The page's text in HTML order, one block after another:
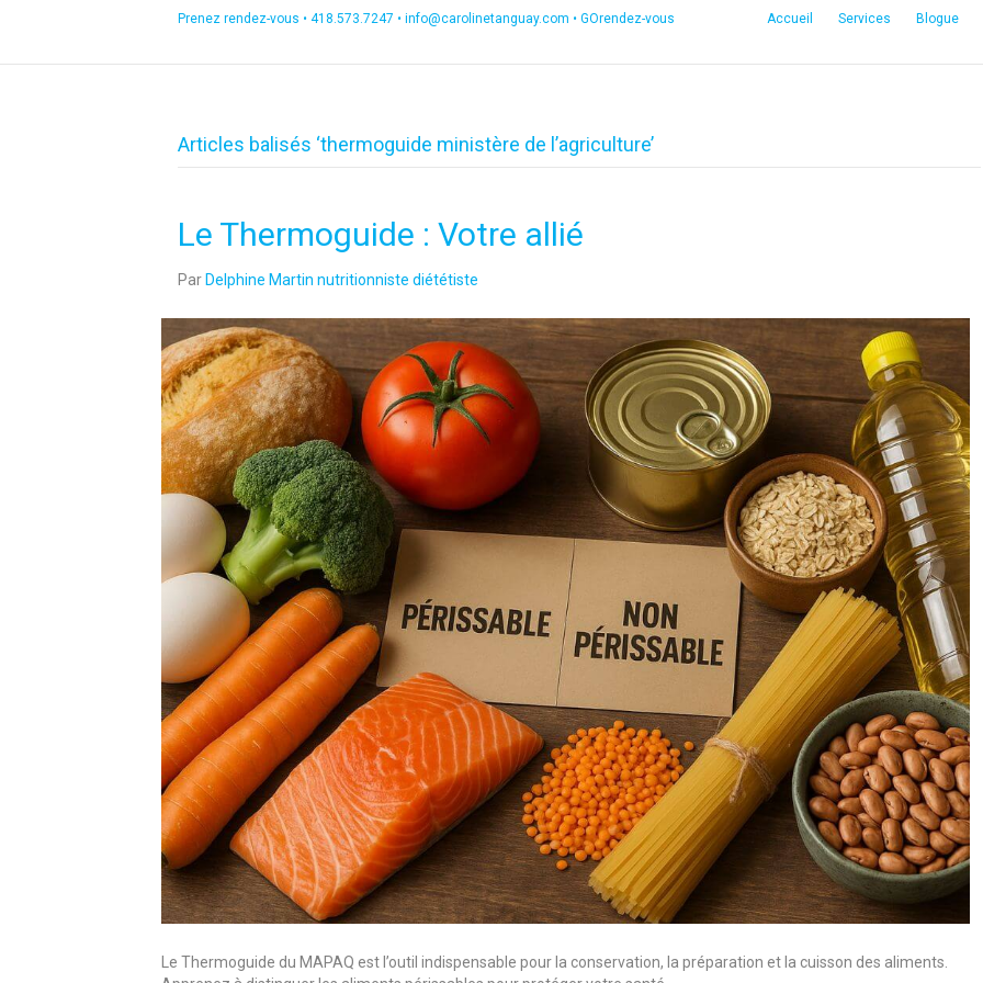
Prenez rendez-vous • 418.573.7247 • info@carolinetanguay.com • GOrendez-vous Accueil Services Blogue
Articles balisés ‘thermoguide ministère de l’agriculture’
Le Thermoguide : Votre allié
Par Delphine Martin nutritionniste diététiste
Le Thermoguide du MAPAQ est l’outil indispensable pour la conservation, la préparation et la cuisson des aliments.